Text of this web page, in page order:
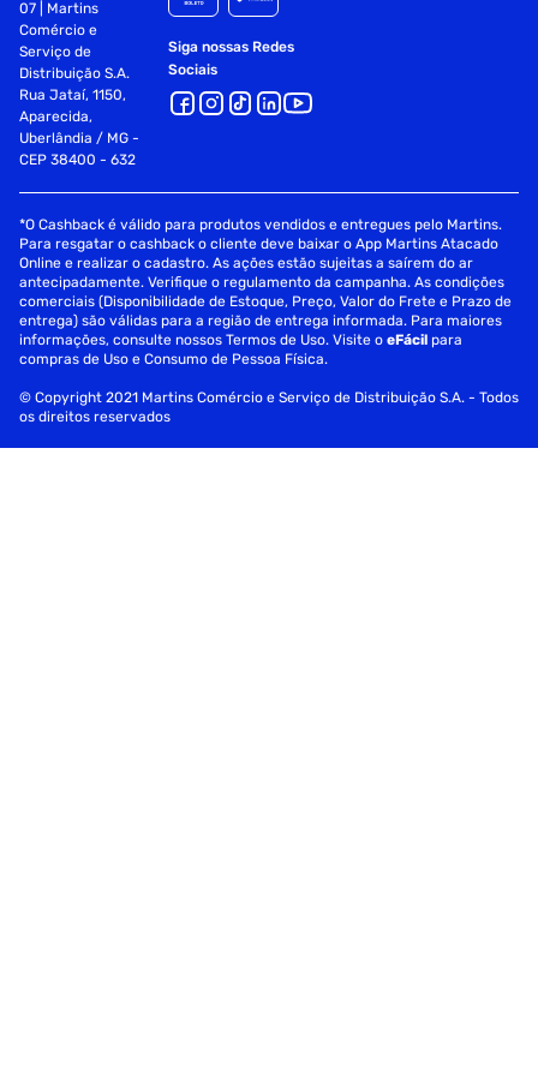
07 | Martins
Comércio e
Serviço de
Distribuição S.A.
Rua Jataí, 1150,
Aparecida,
Uberlândia / MG -
CEP 38400 - 632
Siga nossas Redes
Sociais
*O Cashback é válido para produtos vendidos e entregues pelo Martins.
Para resgatar o cashback o cliente deve baixar o App Martins Atacado
Online e realizar o cadastro. As ações estão sujeitas a saírem do ar
antecipadamente. Verifique o regulamento da campanha. As condições
comerciais (Disponibilidade de Estoque, Preço, Valor do Frete e Prazo de
entrega) são válidas para a região de entrega informada. Para maiores
informações, consulte nossos Termos de Uso. Visite oeFácil para
compras de Uso e Consumo de Pessoa Física.
© Copyright 2021 Martins Comércio e Serviço de Distribuição S.A. - Todos
os direitos reservados